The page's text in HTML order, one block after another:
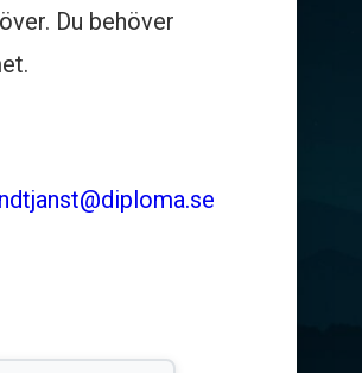
Du behöver